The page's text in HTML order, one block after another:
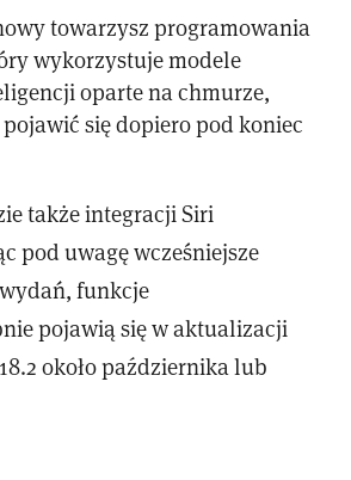
towarzysz programowania
wykorzystuje modele
oparte na chmurze,
się dopiero pod koniec
także integracji Siri
pod uwagę wcześniejsze
funkcje
pojawią się w aktualizacji
około października lub